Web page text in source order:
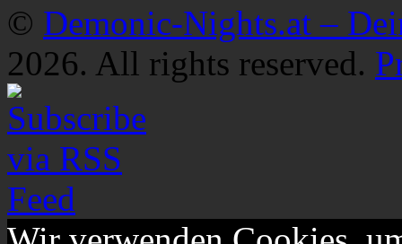
© Demonic-Nights.at –
2026. All rights reserved.